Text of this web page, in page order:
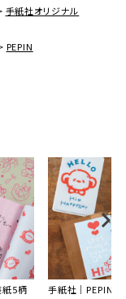
手紙社オリジナル
PEPIN
紙5柄
手紙社｜PEPIN・